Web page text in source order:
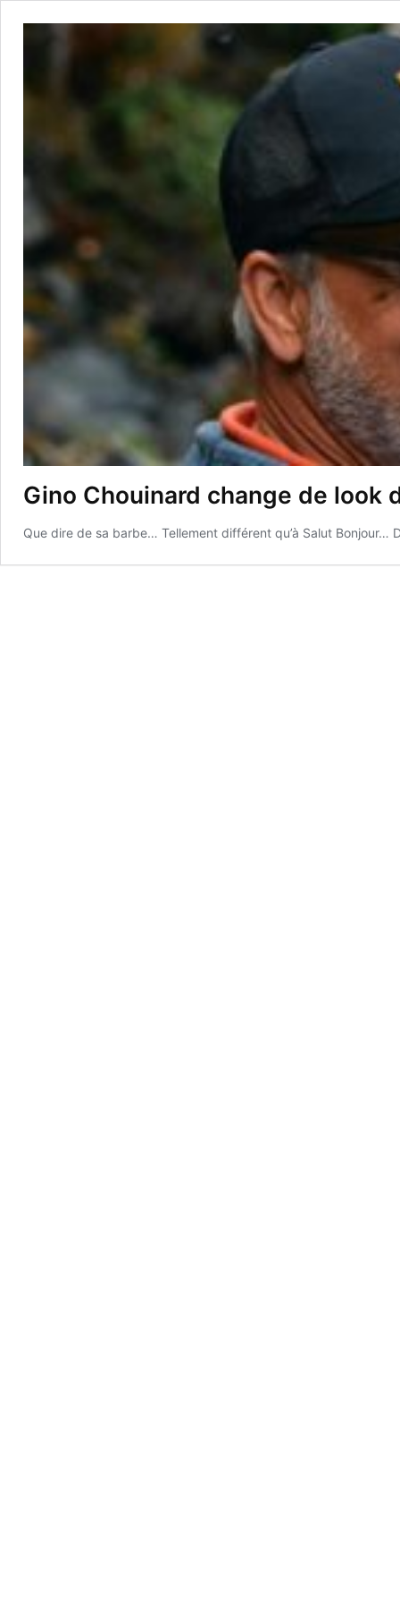
Gino Chouinard change de look
Que dire de sa barbe… Tellement différent qu’à Salut Bonjour…